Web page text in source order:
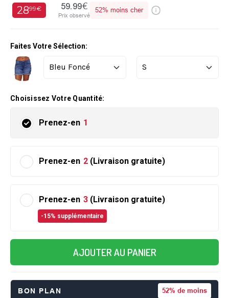
2899€ 59.99€
Prix observé
52% moins cher
Faites Votre Sélection:
Choisissez Votre Quantité:
Prenez-en 1
Prenez-en 2 (Livraison gratuite)
Prenez-en 3 (Livraison gratuite)
-15% supplémentaire
AJOUTER AU PANIER
BON PLAN 52% de moins